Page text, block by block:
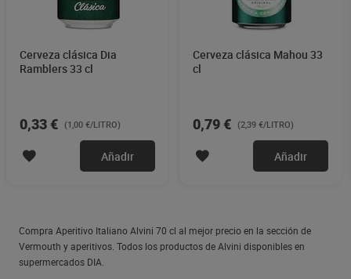
Cerveza clásica Dia
Ramblers 33 cl
0,33 € (1,00 €/LITRO)
Añadir
Cerveza clásica Mahou 33
cl
0,79 € (2,39 €/LITRO)
Añadir
Compra Aperitivo Italiano Alvini 70 cl al mejor precio en la sección de
Vermouth y aperitivos. Todos los productos de Alvini disponibles en
supermercados DIA.